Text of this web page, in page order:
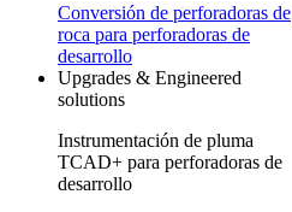
Conversión de perforadoras de
roca para perforadoras de
desarrollo
Upgrades & Engineered
solutions
Instrumentación de pluma
TCAD+ para perforadoras de
desarrollo